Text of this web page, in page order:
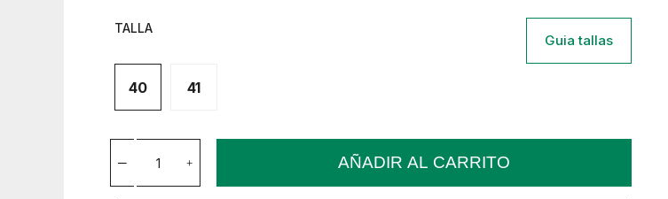
TALLA
Guia tallas
40 41
AÑADIR AL CARRITO